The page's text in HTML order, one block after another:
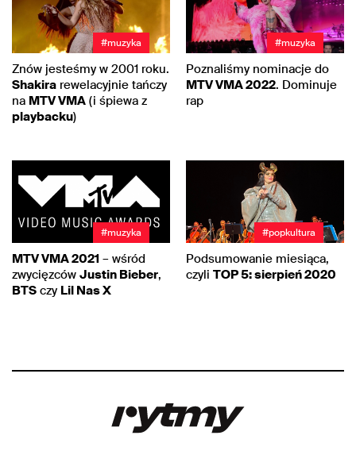
#muzyka
Znów jesteśmy w 2001 roku.
Shakira rewelacyjnie tańczy
na MTV VMA (i śpiewa z
playbacku)
#muzyka
Poznaliśmy nominacje do
MTV VMA 2022. Dominuje
rap
#muzyka
MTV VMA 2021 – wśród
zwycięzców Justin Bieber,
BTS czy Lil Nas X
#popkultura
Podsumowanie miesiąca,
czyli TOP 5: sierpień 2020